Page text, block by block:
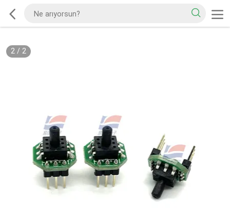
2/ 2